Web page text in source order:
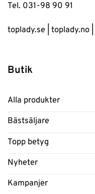
Tel. 031-98 90 91
toplady.se toplady.no
Butik
Alla produkter
Bästsäljare
Topp betyg
Nyheter
Kampanjer